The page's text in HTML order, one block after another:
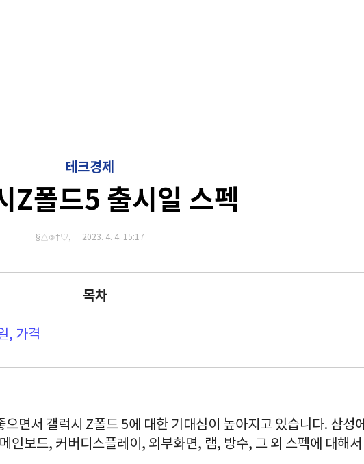
테크경제
Z폴드5 출시일 스펙
§△⊙†♡, 2023. 4. 4. 15:17
목차
, 가격
면서 갤럭시 Z폴드 5에 대한 기대심이 높아지고 있습니다. 삼성에
인보드, 커버디스플레이, 외부화면, 램, 방수, 그 외 스펙에 대해서